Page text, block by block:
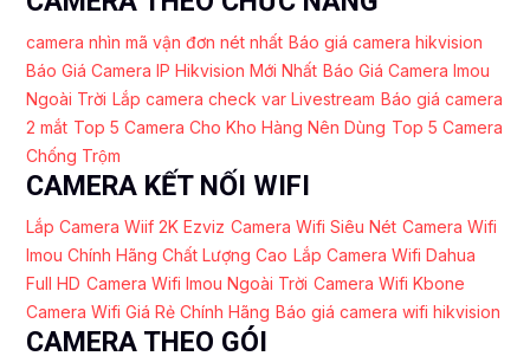
camera nhìn mã vận đơn nét nhất Báo giá camera hikvision
Báo Giá Camera IP Hikvision Mới Nhất Báo Giá Camera Imou
Ngoài Trời Lắp camera check var Livestream Báo giá camera
2 mắt Top 5 Camera Cho Kho Hàng Nên Dùng Top 5 Camera
Chống Trộm
CAMERA KẾT NỐI WIFI
Lắp Camera Wiif 2K Ezviz Camera Wifi Siêu Nét Camera Wifi
Imou Chính Hãng Chất Lượng Cao Lắp Camera Wifi Dahua
Full HD Camera Wifi Imou Ngoài Trời Camera Wifi Kbone
Camera Wifi Giá Rẻ Chính Hãng Báo giá camera wifi hikvision
CAMERA THEO GÓI